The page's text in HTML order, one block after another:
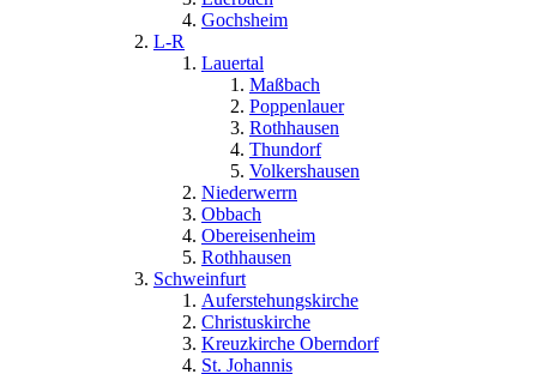
Gochsheim
L-R
Lauertal
Maßbach
Poppenlauer
Rothhausen
Thundorf
Volkershausen
Niederwerrn
Obbach
Obereisenheim
Rothhausen
Schweinfurt
Auferstehungskirche
Christuskirche
Kreuzkirche Oberndorf
St. Johannis